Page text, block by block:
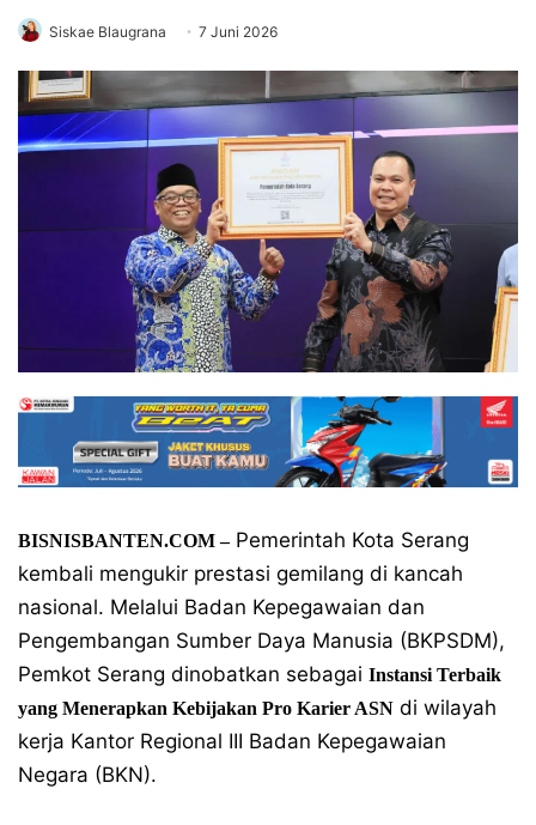
Siskae Blaugrana 7 Juni 2026
BISNISBANTEN.COM–Pemerintah Kota Serang
kembali mengukir prestasi gemilang di kancah
nasional. Melalui Badan Kepegawaian dan
Pengembangan Sumber Daya Manusia (BKPSDM),
Pemkot Serang dinobatkan sebagai Instansi Terbaik
yang Menerapkan Kebijakan Pro Karier ASN di wilayah
kerja Kantor Regional III Badan Kepegawaian
Negara (BKN).